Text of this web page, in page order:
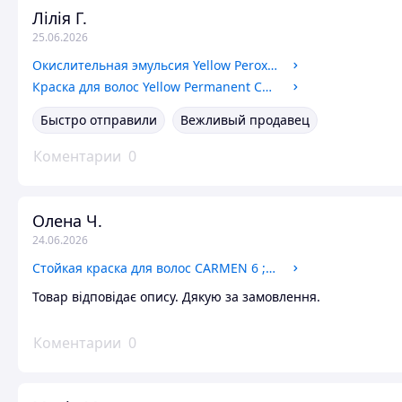
Лілія Г.
25.06.2026
Окислительная эмульсия Yellow Peroxide 6%, 1000 мл
Краска для волос Yellow Permanent Cosmetic Coloring Cream 8.44+
Быстро отправили
Вежливый продавец
Коментарии 0
Олена Ч.
24.06.2026
Стойкая краска для волос CARMEN 6 ; Eugene Perma
Товар відповідає опису. Дякую за замовлення.
Коментарии 0